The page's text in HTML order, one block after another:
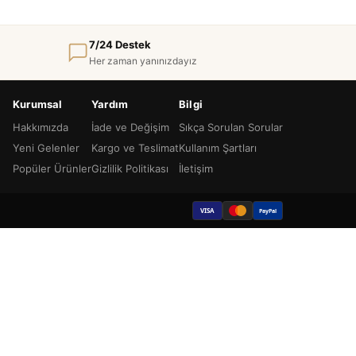
7/24 Destek
Her zaman yanınızdayız
Kurumsal
Hakkımızda
Yeni Gelenler
Popüler Ürünler
Yardım
İade ve Değişim
Kargo ve Teslimat
Gizlilik Politikası
Bilgi
Sıkça Sorulan Sorular
Kullanım Şartları
İletişim
VISA PayPal